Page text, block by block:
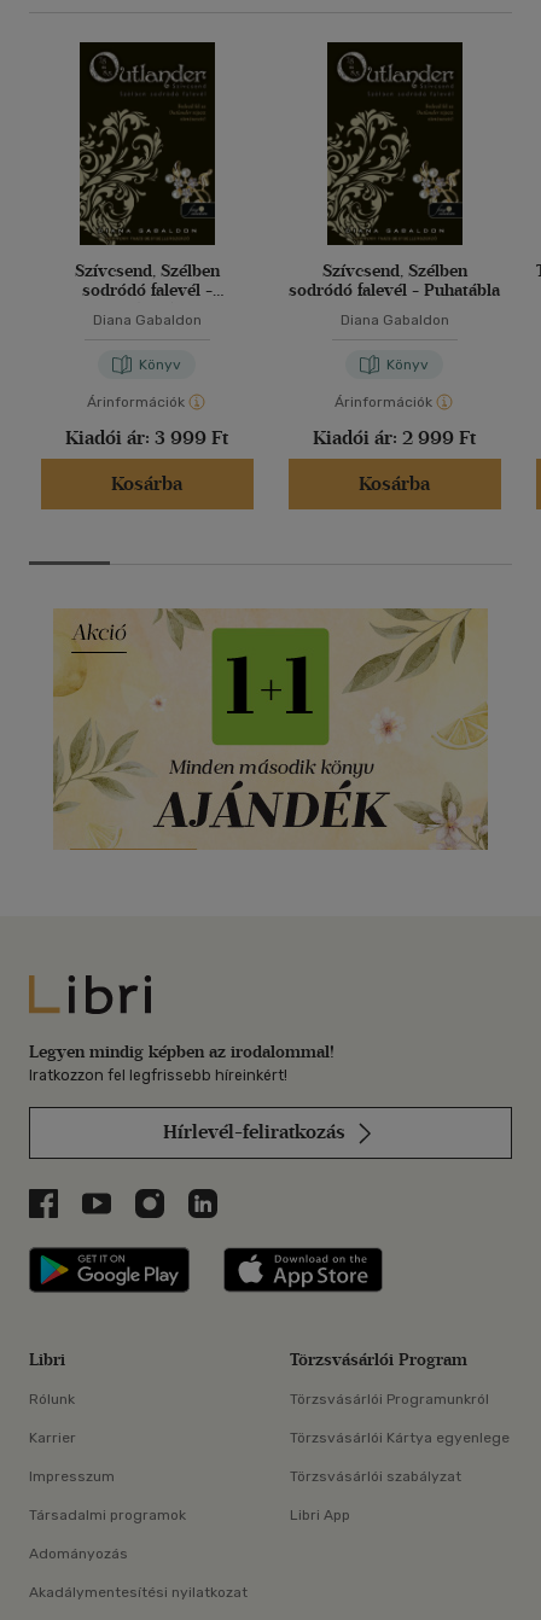
Szívcsend, Szélben
sodródó falevél -
Diana Gabaldon
Könyv
Árinformációk
Kiadói ár: 3 999 Ft
Kosárba
Szívcsend, Szélben
sodródó falevél - Puhatábla
Diana Gabaldon
Könyv
Árinformációk
Kiadói ár: 2 999 Ft
Kosárba
Libri
Legyen mindig képben az irodalommal!
Iratkozzon fel legfrissebb híreinkért!
Hírlevél-feliratkozás
Libri a Facebookon
Libri a Youtube-on
Libri az Instagramon
Libri a LinkedInen
Libri applikáció Szerezd meg: Google
Libri
Rólunk
Karrier
Impresszum
Társadalmi programok
Adományozás
Akadálymentesítési nyilatkozat
Törzsvásárlói Program
Törzsvásárlói Programunkról
Törzsvásárlói Kártya egyenlege
Törzsvásárlói szabályzat
Libri App